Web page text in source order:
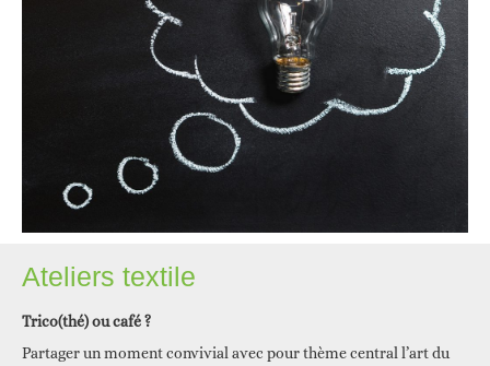
Ateliers textile
Trico(thé) ou café ?
Partager un moment convivial avec pour thème central l’art du